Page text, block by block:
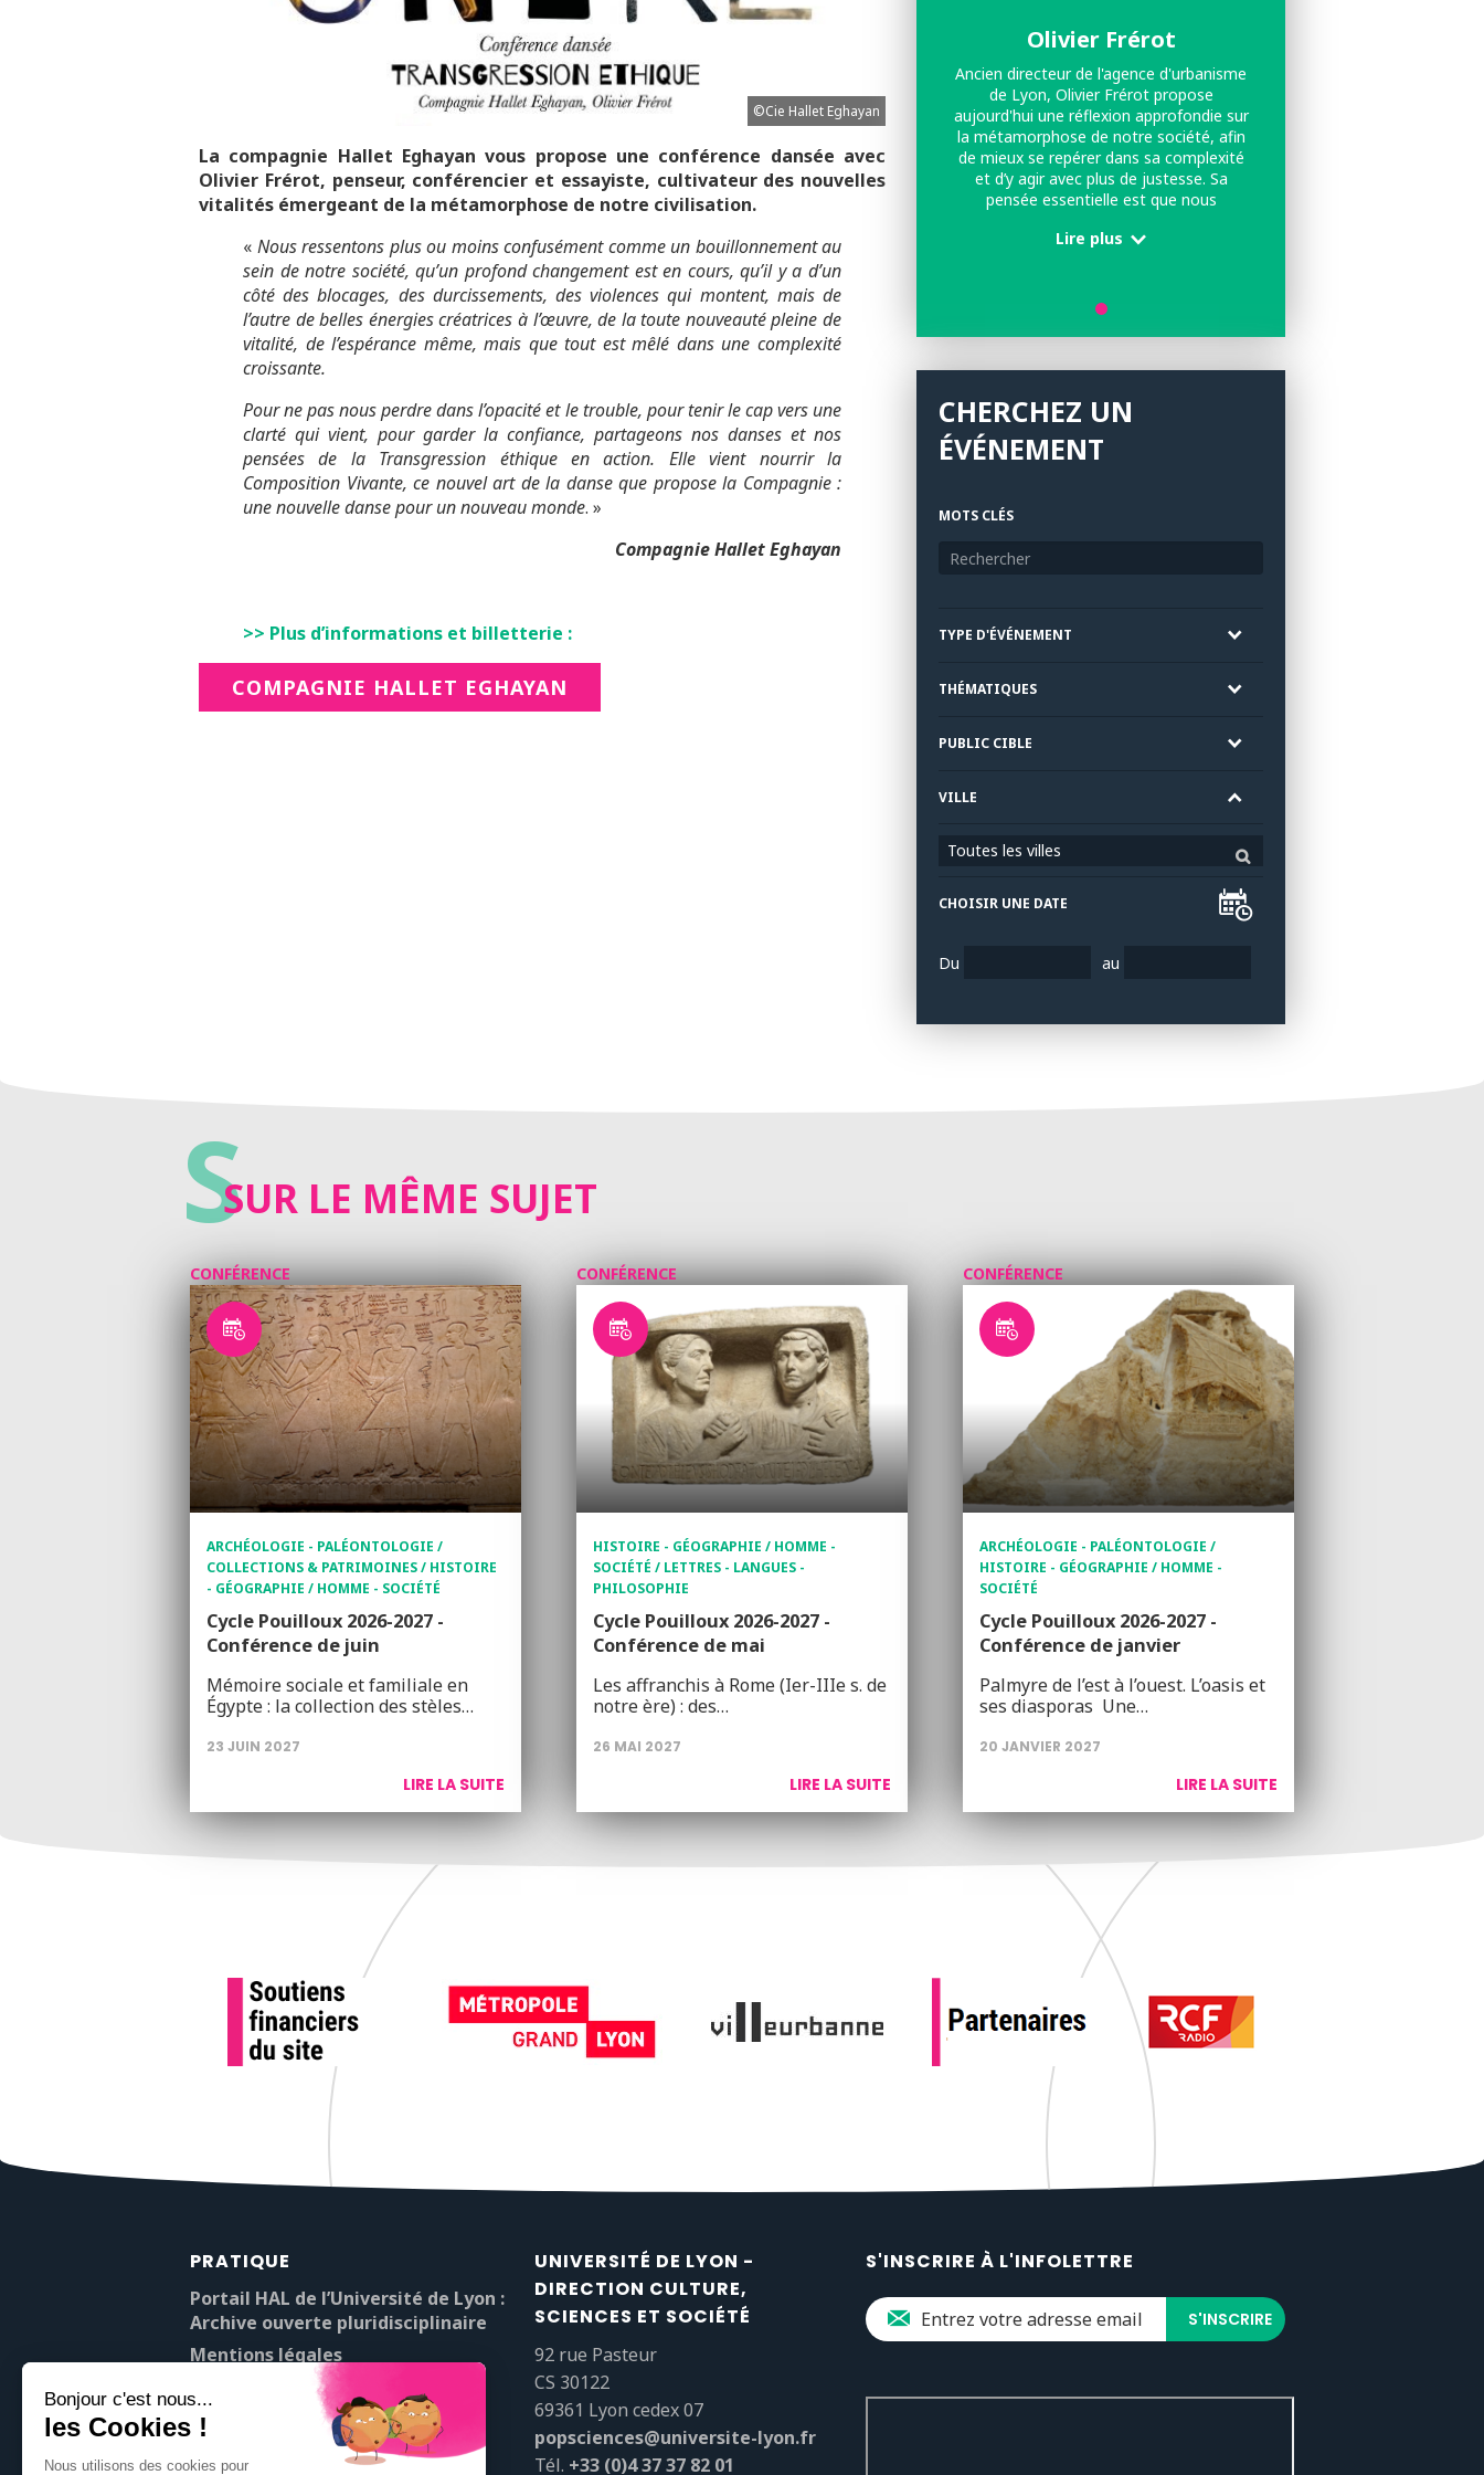
©Cie Hallet Eghayan
La compagnie Hallet Eghayan vous propose une conférence dansée avec
Olivier Frérot, penseur, conférencier et essayiste, cultivateur des nouvelles
vitalités émergeant de la métamorphose de notre civilisation.
« Nous ressentons plus ou moins confusément comme un bouillonnement au
sein de notre société, qu’un profond changement est en cours, qu’il y a d’un
côté des blocages, des durcissements, des violences qui montent, mais de
l’autre de belles énergies créatrices à l’œuvre, de la toute nouveauté pleine de
vitalité, de l’espérance même, mais que tout est mêlé dans une complexité
croissante.
Pour ne pas nous perdre dans l’opacité et le trouble, pour tenir le cap vers une
clarté qui vient, pour garder la confiance, partageons nos danses et nos
pensées de la Transgression éthique en action. Elle vient nourrir la
Composition Vivante, ce nouvel art de la danse que propose la Compagnie :
une nouvelle danse pour un nouveau monde. »
Compagnie Hallet Eghayan
>> Plus d’informations et billetterie :
COMPAGNIE HALLET EGHAYAN
Olivier Frérot
Ancien directeur de l'agence d'urbanisme
de Lyon, Olivier Frérot propose
aujourd'hui une réflexion approfondie sur
la métamorphose de notre société, afin
de mieux se repérer dans sa complexité
et d’y agir avec plus de justesse. Sa
pensée essentielle est que nous
maîtrise par la rationalité techno-
s’adresse particulièrement aux mondes de
Lire plus
CHERCHEZ UN
ÉVÉNEMENT
MOTS CLÉS
TYPE D'ÉVÉNEMENT
THÉMATIQUES
PUBLIC CIBLE
VILLE
Toutes les villes
CHOISIR UNE DATE
Du au
SSUR LE MÊME SUJET
CONFÉRENCE
ARCHÉOLOGIE - PALÉONTOLOGIE /
COLLECTIONS & PATRIMOINES / HISTOIRE
- GÉOGRAPHIE / HOMME - SOCIÉTÉ
Cycle Pouilloux 2026-2027 -
Conférence de juin
Mémoire sociale et familiale en
Égypte : la collection des stèles…
23 JUIN 2027
LIRE LA SUITE
CONFÉRENCE
HISTOIRE - GÉOGRAPHIE / HOMME -
SOCIÉTÉ / LETTRES - LANGUES -
PHILOSOPHIE
Cycle Pouilloux 2026-2027 -
Conférence de mai
Les affranchis à Rome (Ier-IIIe s. de
notre ère) : des…
26 MAI 2027
LIRE LA SUITE
CONFÉRENCE
ARCHÉOLOGIE - PALÉONTOLOGIE /
HISTOIRE - GÉOGRAPHIE / HOMME -
SOCIÉTÉ
Cycle Pouilloux 2026-2027 -
Conférence de janvier
Palmyre de l’est à l’ouest. L’oasis et
ses diasporas Une…
20 JANVIER 2027
LIRE LA SUITE
PRATIQUE
Portail HAL de l’Université de Lyon :
Archive ouverte pluridisciplinaire
Mentions légales
À propos de Pop’Sciences
Contact
UNIVERSITÉ DE LYON -
DIRECTION CULTURE,
SCIENCES ET SOCIÉTÉ
92 rue Pasteur
CS 30122
69361 Lyon cedex 07
popsciences@universite-lyon.fr
Tél. +33 (0)4 37 37 82 01
S'INSCRIRE À L'INFOLETTRE